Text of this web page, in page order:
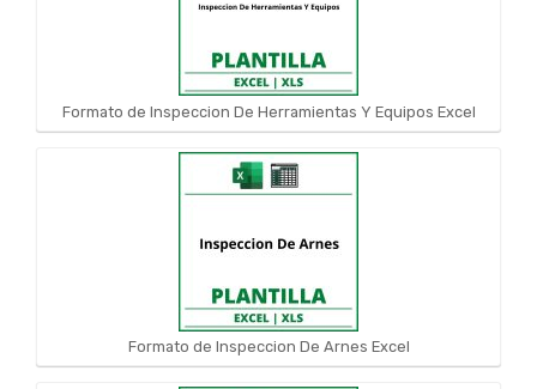
Formato de Inspeccion De Herramientas Y Equipos Excel
Formato de Inspeccion De Arnes Excel